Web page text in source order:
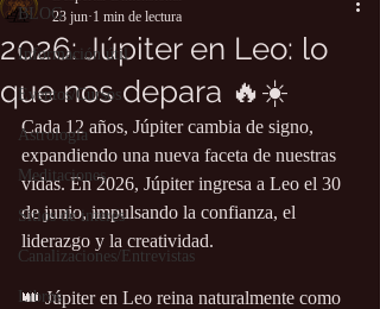
BLOG
Información útil
Eventos/Cursos
Astrología
Meditaciones
Sitios de interés
Canalizaciones/Entrevistas
Libros
2026: Júpiter en Leo: lo
que nos depara 🔥☀️
23 jun 1 min de lectura
Cada 12 años, Júpiter cambia de signo,
expandiendo una nueva faceta de nuestras
vidas. En 2026, Júpiter ingresa a Leo el 30
de junio, impulsando la confianza, el
liderazgo y la creatividad.
👑 Júpiter en Leo reina naturalmente como